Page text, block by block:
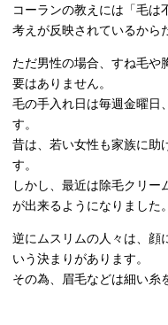
コーランの教えには「毛は
考えが反映されているから
ただ男性の場合、すね毛や
要はありません。
毛の手入れ日は毎週金曜日
す。
昔は、若い女性も家族に助
す。
しかし、最近は除毛クリー
が出来るようになりました。
逆にムスリムの人々は、顔
いう決まりがあります。
その為、眉毛などは細い糸